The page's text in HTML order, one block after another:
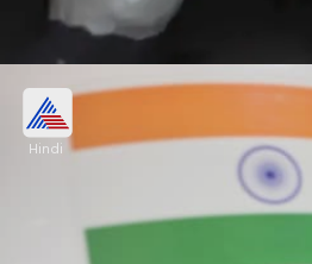
अनमैन्ड मिशन की कामयाबी के
इंसान
इस अनमैन्ड मिशन के सफल रहने के
पहला मानव मिशन अंतरिक्ष में
Hindi